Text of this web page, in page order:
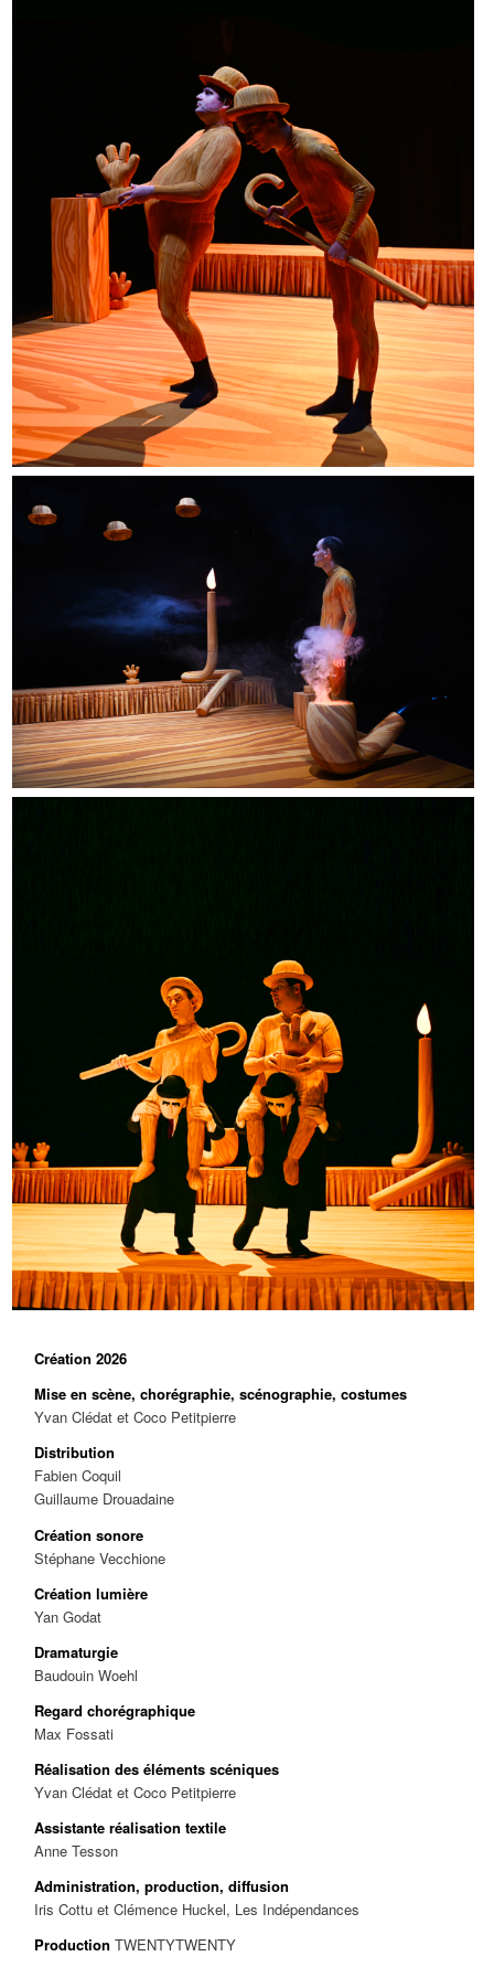
Création 2026
Mise en scène, chorégraphie, scénographie, costumes
Yvan Clédat et Coco Petitpierre
Distribution
Fabien Coquil
Guillaume Drouadaine
Création sonore
Stéphane Vecchione
Création lumière
Yan Godat
Dramaturgie
Baudouin Woehl
Regard chorégraphique
Max Fossati
Réalisation des éléments scéniques
Yvan Clédat et Coco Petitpierre
Assistante réalisation textile
Anne Tesson
Administration, production, diffusion
Iris Cottu et Clémence Huckel, Les Indépendances
Production TWENTYTWENTY